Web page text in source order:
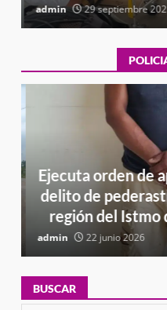
admin 29 septiembre
Ejecuta orden de
delito de
región del Istmo
admin 22 junio 2026
BUSCAR